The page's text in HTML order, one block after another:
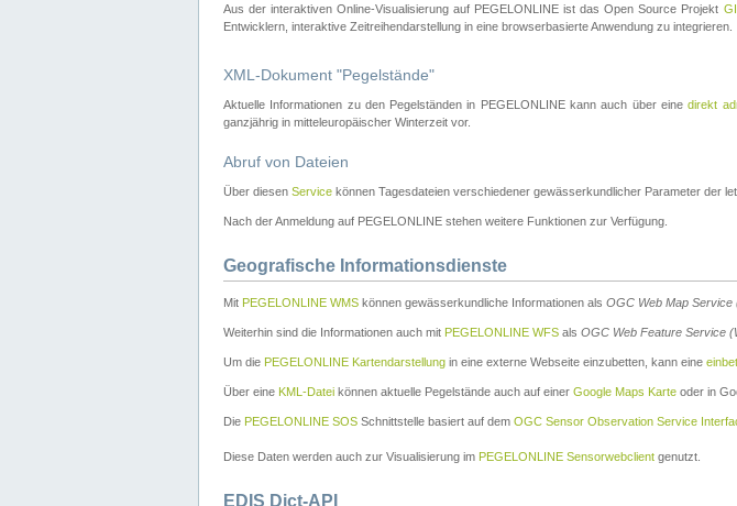
Aus der interaktiven Online-Visualisierung auf PEGELONLINE ist das Open Source Projekt
Entwicklern, interaktive Zeitreihendarstellung in eine browserbasierte Anwendung zu integrieren.
XML-Dokument "Pegelstände"
Aktuelle Informationen zu den Pegelständen in PEGELONLINE kann auch über einedirekt
ganzjährig in mitteleuropäischer Winterzeit vor.
Abruf von Dateien
Über diesen Service können Tagesdateien verschiedener gewässerkundlicher Parameter der
Nach der Anmeldung auf PEGELONLINE stehen weitere Funktionen zur Verfügung.
Geografische Informationsdienste
Mit PEGELONLINE WMS können gewässerkundliche Informationen als OGC Web Map Service
Weiterhin sind die Informationen auch mit PEGELONLINE WFS als OGC Web Feature Service
Um die PEGELONLINE Kartendarstellung in eine externe Webseite einzubetten, kann eine
Über eine KML-Datei können aktuelle Pegelstände auch auf einer Google Maps Karte oder in
Die PEGELONLINE SOS Schnittstelle basiert auf dem OGC Sensor Observation Service
Diese Daten werden auch zur Visualisierung im PEGELONLINE Sensorwebclient genutzt.
EDIS Dict-API